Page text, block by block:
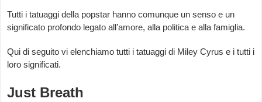
Tutti i tatuaggi della popstar hanno comunque un senso e un
significato profondo legato all’amore, alla politica e alla famiglia.
Qui di seguito vi elenchiamo tutti i tatuaggi di Miley Cyrus e i tutti i
loro significati.
Just Breath